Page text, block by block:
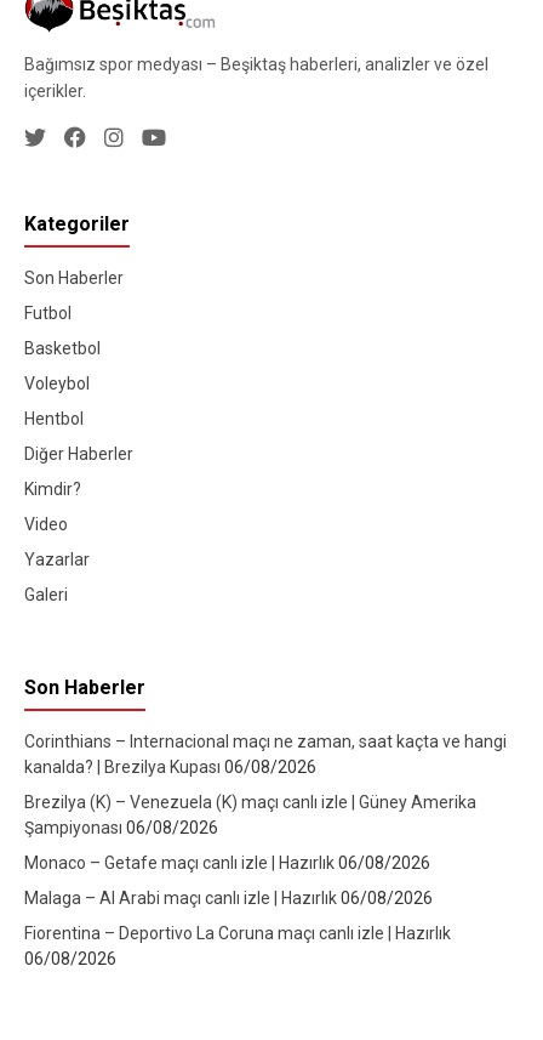
Bağımsız spor medyası – Beşiktaş haberleri, analizler ve özel
içerikler.
Kategoriler
Son Haberler
Futbol
Basketbol
Voleybol
Hentbol
Diğer Haberler
Kimdir?
Video
Yazarlar
Galeri
Son Haberler
Corinthians – Internacional maçı ne zaman, saat kaçta ve hangi
kanalda? | Brezilya Kupası 06/08/2026
Brezilya (K) – Venezuela (K) maçı canlı izle | Güney Amerika
Şampiyonası 06/08/2026
Monaco – Getafe maçı canlı izle | Hazırlık06/08/2026
Malaga – Al Arabi maçı canlı izle | Hazırlık06/08/2026
Fiorentina – Deportivo La Coruna maçı canlı izle | Hazırlık
06/08/2026